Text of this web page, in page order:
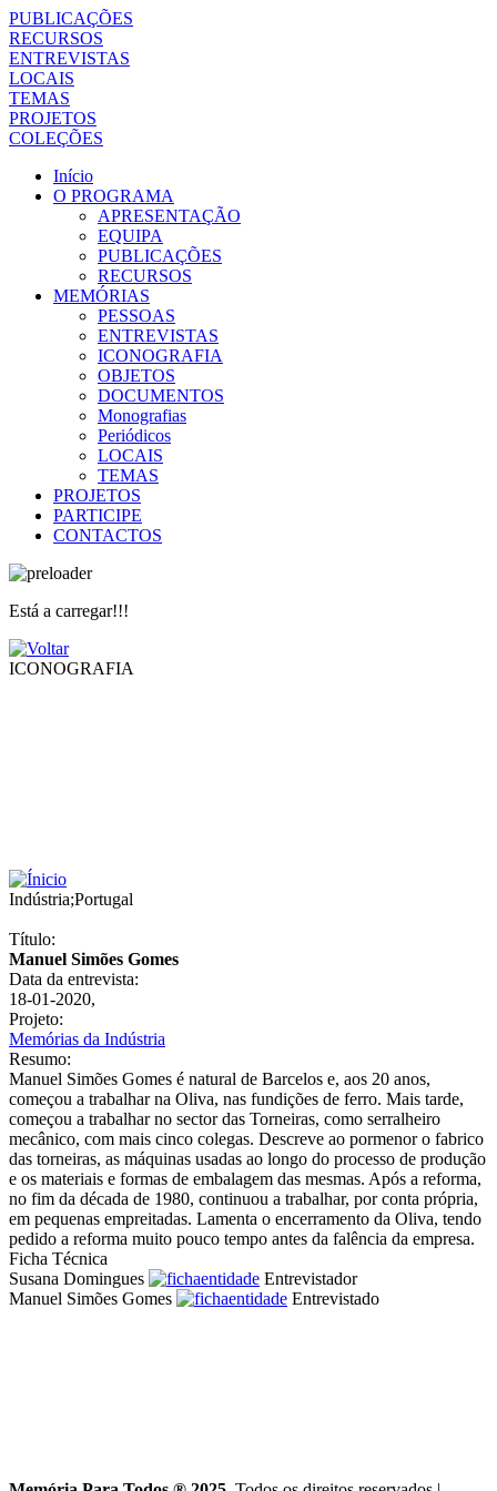
PUBLICAÇÕES
RECURSOS
ENTREVISTAS
LOCAIS
TEMAS
PROJETOS
COLEÇÕES
Início
O PROGRAMA
APRESENTAÇÃO
EQUIPA
PUBLICAÇÕES
RECURSOS
MEMÓRIAS
PESSOAS
ENTREVISTAS
ICONOGRAFIA
OBJETOS
DOCUMENTOS
Monografias
Periódicos
LOCAIS
TEMAS
PROJETOS
PARTICIPE
CONTACTOS
Está a carregar!!!
ICONOGRAFIA
Indústria;Portugal
Título:
Manuel Simões Gomes
Data da entrevista:
18-01-2020,
Projeto:
Memórias da Indústria
Resumo:
Manuel Simões Gomes é natural de Barcelos e, aos 20 anos,
começou a trabalhar na Oliva, nas fundições de ferro. Mais tarde,
começou a trabalhar no sector das Torneiras, como serralheiro
mecânico, com mais cinco colegas. Descreve ao pormenor o fabrico
das torneiras, as máquinas usadas ao longo do processo de produção
e os materiais e formas de embalagem das mesmas. Após a reforma,
no fim da década de 1980, continuou a trabalhar, por conta própria,
em pequenas empreitadas. Lamenta o encerramento da Oliva, tendo
pedido a reforma muito pouco tempo antes da falência da empresa.
Ficha Técnica
Susana Domingues
Entrevistador
Manuel Simões Gomes
Entrevistado